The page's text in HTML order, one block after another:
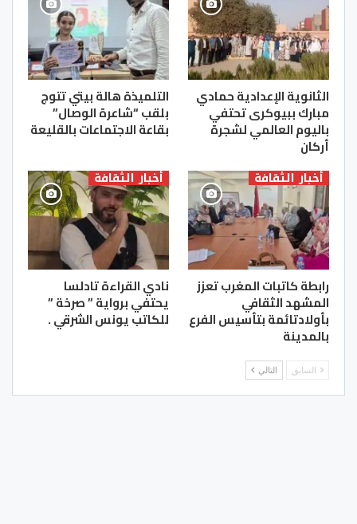
الثانوية الإعدادية حمادي
مبارك ببيوكرى تحتفي
باليوم العالمي لشجرة
أركان
التلميذة هالة بيتي تتوج
بلقب “شاعرة الوصال”
بقاعة الاجتماعات بالقليعة
أخبار الثقافة
رابطة كاتبات المغرب تعزز
المشهد الثقافي
بأولادتائمة بتأسيس الفرع
بالمدينة
أخبار الثقافة
نادي القراءة تادلسا
يحتفي برواية ” صرخة ”
للكاتب يونس الشرقي .
السابق التالي